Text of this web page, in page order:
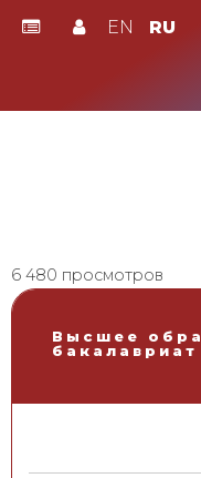
EN RU
6 480 просмотров
Высшее
бакалавриат